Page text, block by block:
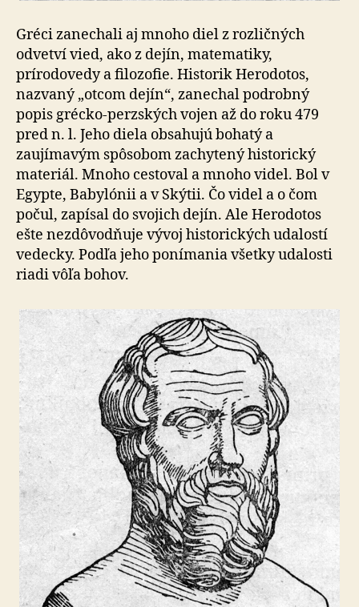
Gréci zanechali aj mnoho diel z rozličných
odvetví vied, ako z dejín, matematiky,
prírodovedy a filozofie. Historik Herodotos,
nazvaný „otcom dejín“, zanechal podrobný
popis grécko-perzských vojen až do roku 479
pred n. l. Jeho diela obsahujú bohatý a
zaujímavým spôsobom zachytený historický
materiál. Mnoho cestoval a mnoho videl. Bol v
Egypte, Babylónii a v Skýtii. Čo videl a o čom
počul, zapísal do svojich dejín. Ale Herodotos
ešte nezdôvodňuje vývoj historických udalostí
vedecky. Podľa jeho ponímania všetky udalosti
riadi vôľa bohov.